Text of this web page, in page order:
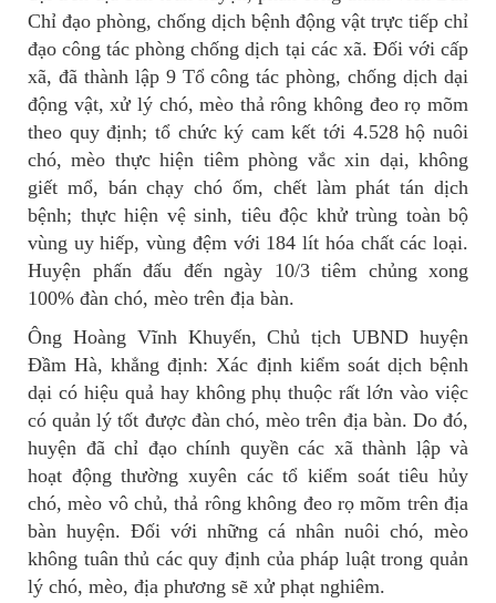
Chỉ đạo phòng, chống dịch bệnh động vật trực tiếp chỉ
đạo công tác phòng chống dịch tại các xã. Đối với cấp
xã, đã thành lập 9 Tổ công tác phòng, chống dịch dại
động vật, xử lý chó, mèo thả rông không đeo rọ mõm
theo quy định; tổ chức ký cam kết tới 4.528 hộ nuôi
chó, mèo thực hiện tiêm phòng vắc xin dại, không
giết mổ, bán chạy chó ốm, chết làm phát tán dịch
bệnh; thực hiện vệ sinh, tiêu độc khử trùng toàn bộ
vùng uy hiếp, vùng đệm với 184 lít hóa chất các loại.
Huyện phấn đấu đến ngày 10/3 tiêm chủng xong
100% đàn chó, mèo trên địa bàn.
Ông Hoàng Vĩnh Khuyến, Chủ tịch UBND huyện
Đầm Hà, khẳng định: Xác định kiểm soát dịch bệnh
dại có hiệu quả hay không phụ thuộc rất lớn vào việc
có quản lý tốt được đàn chó, mèo trên địa bàn. Do đó,
huyện đã chỉ đạo chính quyền các xã thành lập và
hoạt động thường xuyên các tổ kiểm soát tiêu hủy
chó, mèo vô chủ, thả rông không đeo rọ mõm trên địa
bàn huyện. Đối với những cá nhân nuôi chó, mèo
không tuân thủ các quy định của pháp luật trong quản
lý chó, mèo, địa phương sẽ xử phạt nghiêm.